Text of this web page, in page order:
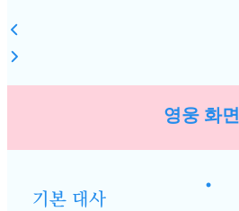
영웅 화면
기본 대사
•